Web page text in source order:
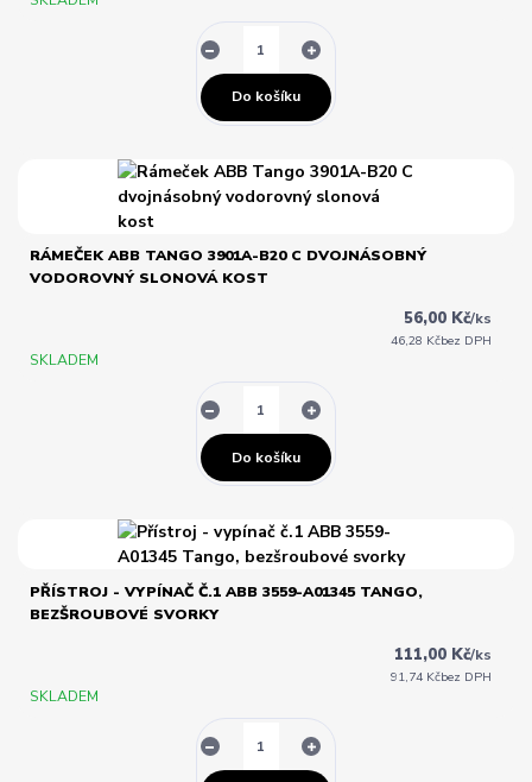
Do košíku
RÁMEČEK ABB TANGO 3901A-B20 C DVOJNÁSOBNÝ
VODOROVNÝ SLONOVÁ KOST
56,00 Kč/ks
46,28 Kčbez DPH
SKLADEM
Do košíku
PŘÍSTROJ - VYPÍNAČ Č.1 ABB 3559-A01345 TANGO,
BEZŠROUBOVÉ SVORKY
111,00 Kč/ks
91,74 Kčbez DPH
SKLADEM